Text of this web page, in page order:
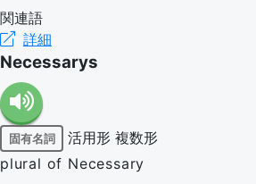
関連語
詳細
Necessarys
固有名詞 活用形 複数形
plural of Necessary